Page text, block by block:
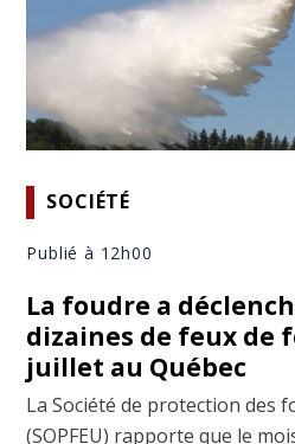
SOCIÉTÉ
Publié à 12h00
La foudre a
dizaines de feux de
juillet au Québec
La Société de protection des
(SOPFEU) rapporte que le